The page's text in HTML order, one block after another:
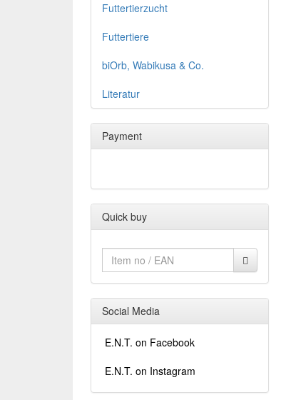
Futtertierzucht
Futtertiere
biOrb, Wabikusa & Co.
Literatur
Payment
Quick buy
Social Media
E.N.T. on Facebook
E.N.T. on Instagram